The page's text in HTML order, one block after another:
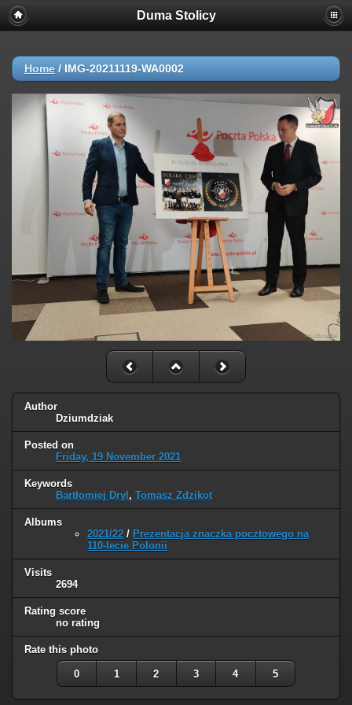
Duma Stolicy
Home / IMG-20211119-WA0002
Author
Dziumdziak
Posted on
Friday, 19 November 2021
Keywords
Bartłomiej Dryl , Tomasz Zdzikot
Albums
2021/22 / Prezentacja znaczka pocztowego na
110-lecie Polonii
Visits
2694
Rating score
no rating
Rate this photo
0 1 2 3 4 5